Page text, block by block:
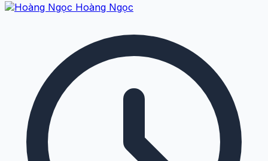
Hoàng Ngọc